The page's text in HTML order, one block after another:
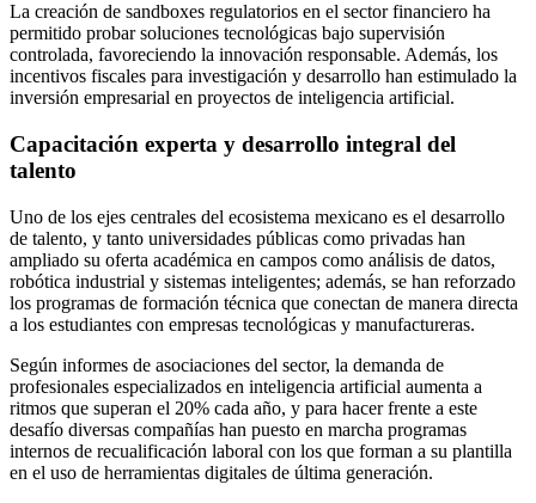
La creación de sandboxes regulatorios en el sector financiero ha
permitido probar soluciones tecnológicas bajo supervisión
controlada, favoreciendo la innovación responsable. Además, los
incentivos fiscales para investigación y desarrollo han estimulado la
inversión empresarial en proyectos de inteligencia artificial.
Capacitación experta y desarrollo integral del
talento
Uno de los ejes centrales del ecosistema mexicano es el desarrollo
de talento, y tanto universidades públicas como privadas han
ampliado su oferta académica en campos como análisis de datos,
robótica industrial y sistemas inteligentes; además, se han reforzado
los programas de formación técnica que conectan de manera directa
a los estudiantes con empresas tecnológicas y manufactureras.
Según informes de asociaciones del sector, la demanda de
profesionales especializados en inteligencia artificial aumenta a
ritmos que superan el 20% cada año, y para hacer frente a este
desafío diversas compañías han puesto en marcha programas
internos de recualificación laboral con los que forman a su plantilla
en el uso de herramientas digitales de última generación.